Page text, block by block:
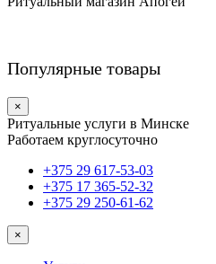
Популярные товары
×
Ритуальные услуги в Минске
Работаем круглосуточно
+375 29 617-53-03
+375 17 365-52-32
+375 29 250-61-62
×